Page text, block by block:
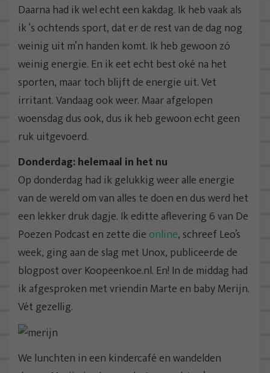
Daarna had ik wel echt een kakdag. Ik heb vaak als
ik ‘s ochtends sport, dat er de rest van de dag nog
weinig uit m’n handen komt. Ik heb gewoon zó
weinig energie. En ik eet echt best oké na het
sporten, maar toch blijft de energie uit. Vet
irritant. Vandaag ook weer. Maar afgelopen
woensdag dus ook, dus ik heb gewoon echt geen
ruk uitgevoerd.
Donderdag: helemaal in het nu
Op donderdag had ik gelukkig weer alle energie
van de wereld om van alles te doen en dus werd het
een lekker druk dagje. Ik editte aflevering 6 van De
Poezen Podcast en zette dieonline, schreef Leo’s
week, ging aan de slag met Unox, publiceerde de
blogpost over Koopeenkoe.nl. En! In de middag had
ik afgesproken met vriendin Marte en baby Merijn.
Vét gezellig.
We lunchten in een kindercafé en wandelden